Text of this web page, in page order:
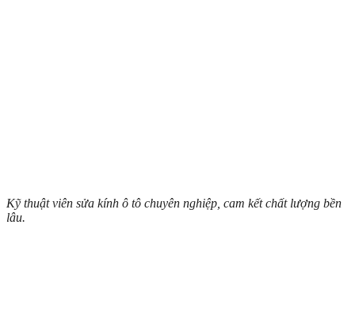
Kỹ thuật viên sửa kính ô tô chuyên nghiệp, cam kết chất lượng bền
lâu.